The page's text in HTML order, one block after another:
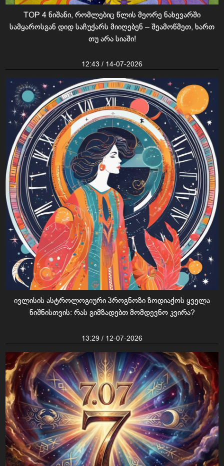
TOP 4 ნიშანი, რომლებიც წლის მეორე ნახევარში
სამყაროსგან დიდ საჩუქარს მიიღებენ – შეამოწმეთ, ხართ
თუ არა სიაში!
12:43 / 14-07-2026
ივლისის ასტროლოგიური პროგნოზი ზოდიაქოს ყველა
ნიშნისთვის: რას გიმზადებთ მომდევნო კვირა?
13:29 / 12-07-2026